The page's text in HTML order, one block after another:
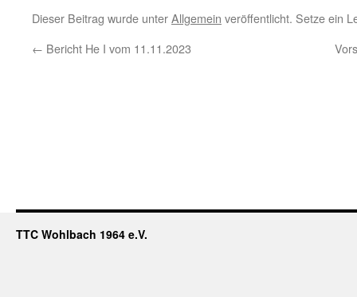
Dieser Beitrag wurde unterAllgemein veröffentlicht. Setze ein
← Bericht He I vom 11.11.2023
TTC Wohlbach 1964 e.V.